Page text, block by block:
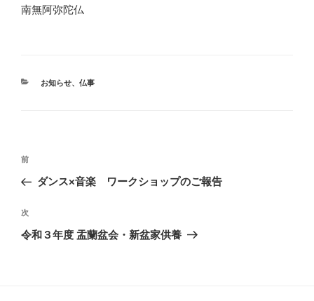
南無阿弥陀仏
カ
お知らせ、 仏事
投
ビ
ゲ
前
の
稿
前
ダンス×音楽 ワークショップのご報告
次
の
次
令和３年度 盂蘭盆会・新盆家供養